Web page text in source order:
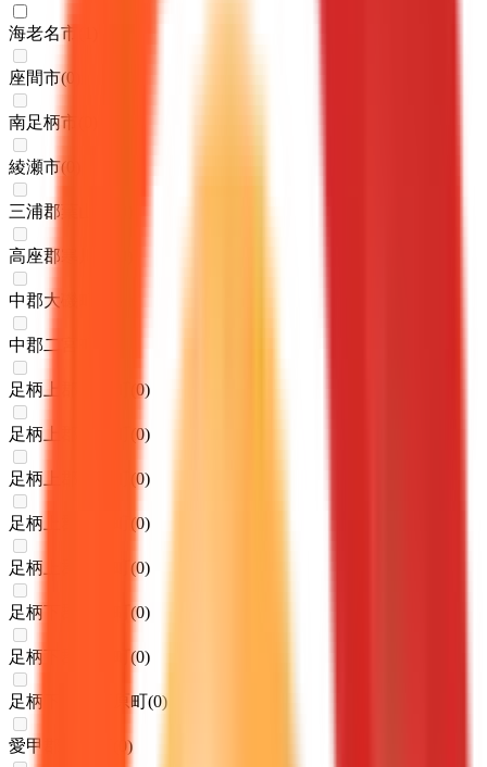
海老名市
座間市(0
南足柄市
綾瀬市(
三浦郡葉山町
高座郡寒川町
中郡大磯町
中郡二宮町
足柄上郡中井町 0)
足柄上郡大井町 0)
足柄上郡松田町 0)
足柄上郡山北町 (0)
足柄上郡開成町 (0)
足柄下郡箱根町 (0)
足柄下郡真鶴町 (0)
足柄下郡湯河原町(0)
愛甲郡愛川町 0)